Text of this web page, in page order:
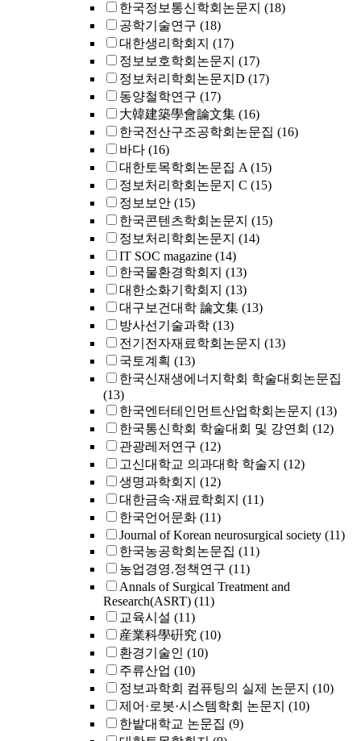
한국정보통신학회논문지 (18)
공학기술연구 (18)
대한생리학회지 (17)
정보보호학회논문지 (17)
정보처리학회논문지D (17)
동양철학연구 (17)
大韓建築學會論文集 (16)
한국전산구조공학회논문집 (16)
바다 (16)
대한토목학회논문집 A (15)
정보처리학회논문지 C (15)
정보보안 (15)
한국콘텐츠학회논문지 (15)
정보처리학회논문지 (14)
IT SOC magazine (14)
한국물환경학회지 (13)
대한소화기학회지 (13)
대구보건대학 論文集 (13)
방사선기술과학 (13)
전기전자재료학회논문지 (13)
국토계획 (13)
한국신재생에너지학회 학술대회논문집
(13)
한국엔터테인먼트산업학회논문지 (13)
한국통신학회 학술대회 및 강연회 (12)
관광레저연구 (12)
고신대학교 의과대학 학술지 (12)
생명과학회지 (12)
대한금속·재료학회지 (11)
한국언어문화 (11)
Journal of Korean neurosurgical society (11)
한국농공학회논문집 (11)
농업경영.정책연구 (11)
Annals of Surgical Treatment and
Research(ASRT) (11)
교육시설 (11)
産業科學硏究 (10)
환경기술인 (10)
주류산업 (10)
정보과학회 컴퓨팅의 실제 논문지 (10)
제어·로봇·시스템학회 논문지 (10)
한밭대학교 논문집 (9)